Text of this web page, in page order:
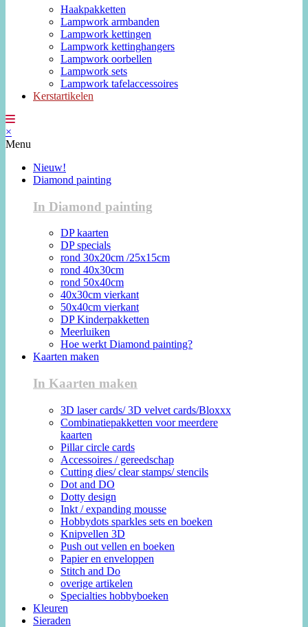
Haakpakketten
Lampwork armbanden
Lampwork kettingen
Lampwork kettinghangers
Lampwork oorbellen
Lampwork sets
Lampwork tafelaccessoires
Kerstartikelen
×
Menu
Nieuw!
Diamond painting
In Diamond painting
DP kaarten
DP specials
rond 30x20cm /25x15cm
rond 40x30cm
rond 50x40cm
40x30cm vierkant
50x40cm vierkant
DP Kinderpakketten
Meerluiken
Hoe werkt Diamond painting?
Kaarten maken
In Kaarten maken
3D laser cards/ 3D velvet cards/Bloxxx
Combinatiepakketten voor meerdere
kaarten
Pillar circle cards
Accessoires / gereedschap
Cutting dies/ clear stamps/ stencils
Dot and DO
Dotty design
Inkt / expanding mousse
Hobbydots sparkles sets en boeken
Knipvellen 3D
Push out vellen en boeken
Papier en enveloppen
Stitch and Do
overige artikelen
Specialties hobbyboeken
Kleuren
Sieraden